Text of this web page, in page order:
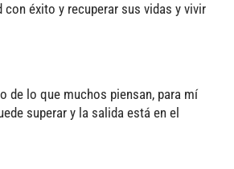
con éxito y recuperar sus vidas y vivir
de lo que muchos piensan, para mí
superar y la salida está en el